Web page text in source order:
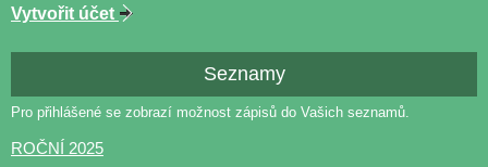
Vytvořit účet
Seznamy
Pro přihlášené se zobrazí možnost zápisů do Vašich seznamů.
ROČNÍ 2025